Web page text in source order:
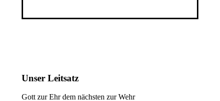
Unser Leitsatz
Gott zur Ehr dem nächsten zur Wehr